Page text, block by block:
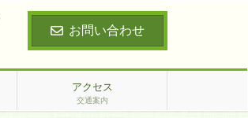
お問い合わせ
アクセス
交通案内